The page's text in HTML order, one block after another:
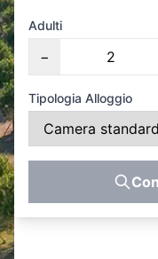
Adulti
−
Tipologia Alloggio